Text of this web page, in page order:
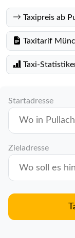
Taxipreis ab
Taxitarif
Taxi-
Startadresse
Zieladresse